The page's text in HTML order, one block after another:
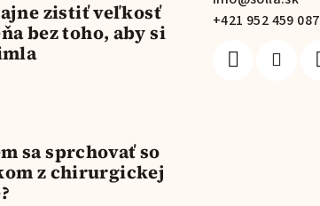
zistiť veľkosť
bez toho, aby si
sa sprchovať so
z chirurgickej
+421 952 459 087